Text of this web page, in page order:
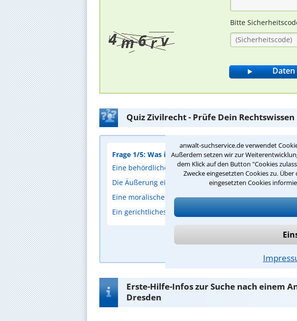
anwalt-suchservice.de verwendet
Außerdem setzen wir zur
dem Klick auf den Button "Cookies
Zwecke eingesetzten Cookies zu.
eingesetzten Cookies
Bitte
Quiz Zivilrecht - Prüfe Dein Rechtswissen
Frage 1/5: Was ist eine Willenserklärung im Sinne des
Eine behördliche Entscheidung
Die Äußerung eines auf eine Rechtsfolge gerichteten
Eine moralische Verpflichtung
Ein gerichtliches Urteil
Erste-Hilfe-Infos zur Suche nach einem
Dresden